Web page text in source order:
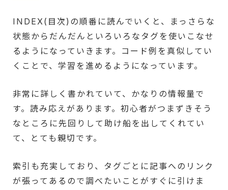
INDEX(目次)の順番に読んでいくと、まっさらな
状態からだんだんといろいろなタグを使いこなせ
るようになっていきます。コード例を真似してい
くことで、学習を進めるようになっています。
非常に詳しく書かれていて、かなりの情報量で
す。読み応えがあります。初心者がつまずきそう
なところに先回りして助け船を出してくれてい
て、とても親切です。
索引も充実しており、タグごとに記事へのリンク
が張ってあるので調べたいことがすぐに引けま